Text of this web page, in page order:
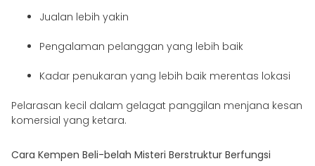
Jualan lebih yakin
Pengalaman pelanggan yang lebih baik
Kadar penukaran yang lebih baik merentas lokasi
Pelarasan kecil dalam gelagat panggilan menjana kesan
komersial yang ketara.
Cara Kempen Beli-belah Misteri Berstruktur Berfungsi